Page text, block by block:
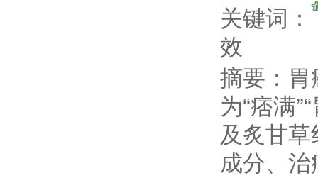
关键词：
效
摘要：
为“痞满
及炙甘
成分、